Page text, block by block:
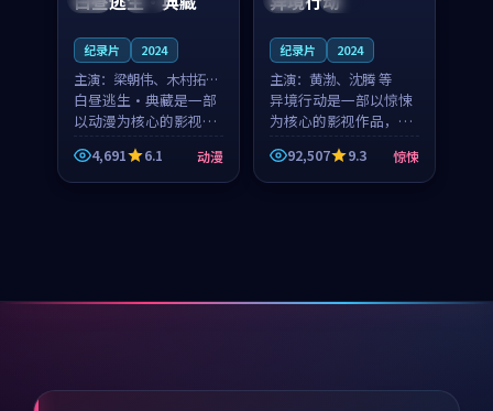
纪录片 2024
主演： 梁朝伟、木村拓哉
等
白昼逃生·典藏是一部
以动漫为核心的影视作
品，围绕危机、反转与
人物成长展开，整体节
奏紧凑，值得推荐观
4,691 6.1 动漫
纪录片 2024
主演： 黄渤、沈腾 等
异境行动是一部以惊悚
为核心的影视作品，围
绕危机、反转与人物成
长展开，整体节奏紧
凑，值得推荐观看。
92,507 9.3 惊悚